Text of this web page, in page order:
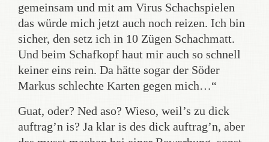
gemeinsam und mit am Virus Schachspielen
das würde mich jetzt auch noch reizen. Ich bin
sicher, den setz ich in 10 Zügen Schachmatt.
Und beim Schafkopf haut mir auch so schnell
keiner eins rein. Da hätte sogar der Söder
Markus schlechte Karten gegen mich…“
Guat, oder? Ned aso? Wieso, weil’s zu dick
auftrag’n is? Ja klar is des dick auftrag’n, aber